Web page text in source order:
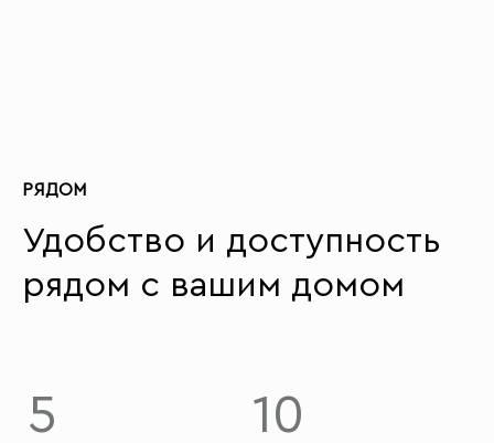
РЯДОМ
Удобство и доступность
рядом с вашим домом
5 10